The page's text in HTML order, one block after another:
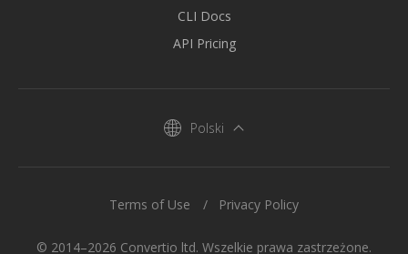
CLI Docs
API Pricing
Polski
© 2014–2026 Convertio ltd. Wszelkie prawa zastrzeżone.
Terms of Use Privacy Policy